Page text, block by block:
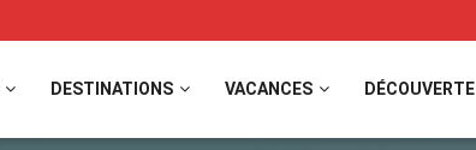
DESTINATIONS VACANCES DÉCOUVERTE